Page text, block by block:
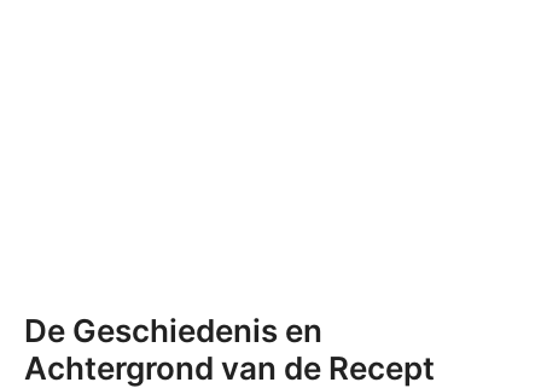
De Geschiedenis en
Achtergrond van de Recept